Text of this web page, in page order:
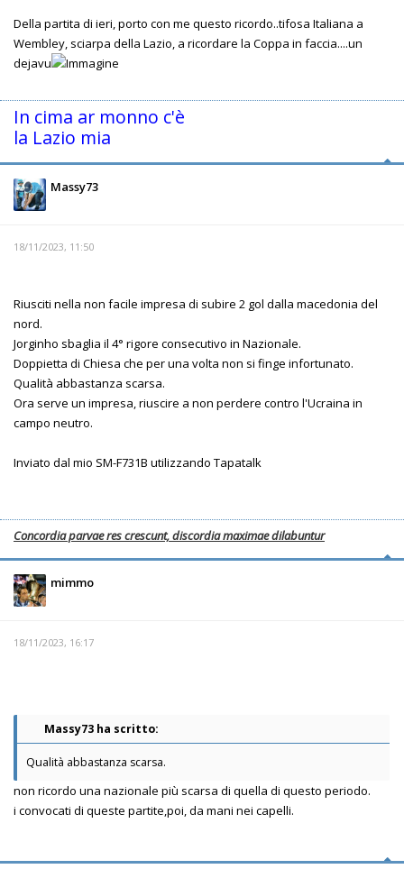
Della partita di ieri, porto con me questo ricordo..tifosa Italiana a
Wembley, sciarpa della Lazio, a ricordare la Coppa in faccia....un
dejavu
In cima ar monno c'è
la Lazio mia
Massy73
18/11/2023, 11:50
Riusciti nella non facile impresa di subire 2 gol dalla macedonia del
nord.
Jorginho sbaglia il 4° rigore consecutivo in Nazionale.
Doppietta di Chiesa che per una volta non si finge infortunato.
Qualità abbastanza scarsa.
Ora serve un impresa, riuscire a non perdere contro l'Ucraina in
campo neutro.
Inviato dal mio SM-F731B utilizzando Tapatalk
Concordia parvae res crescunt, discordia maximae dilabuntur
mimmo
18/11/2023, 16:17
Massy73 ha scritto:
Qualità abbastanza scarsa.
non ricordo una nazionale più scarsa di quella di questo periodo.
i convocati di queste partite,poi, da mani nei capelli.